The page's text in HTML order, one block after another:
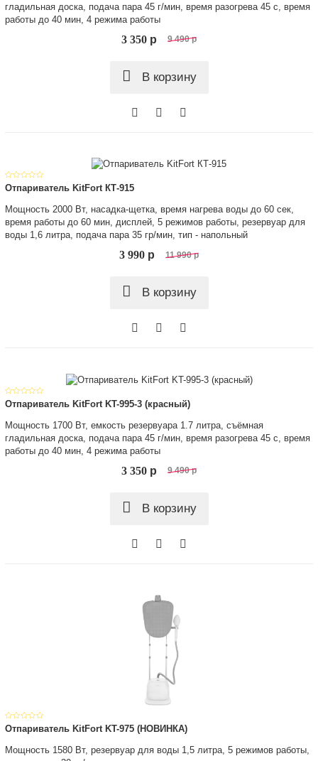
гладильная доска, подача пара 45 г/мин, время разогрева 45 с, время
работы до 40 мин, 4 режима работы
3 350 p 9 490 p
В корзину
Отпариватель KitFort КТ-915
Мощность 2000 Вт, насадка-щетка, время нагрева воды до 60 сек,
время работы до 60 мин, дисплей, 5 режимов работы, резервуар для
воды 1,6 литра, подача пара 35 гр/мин, тип - напольный
3 990 p 11 990 p
В корзину
Отпариватель KitFort KT-995-3 (красный)
Мощность 1700 Вт, емкость резервуара 1.7 литра, съёмная
гладильная доска, подача пара 45 г/мин, время разогрева 45 с, время
работы до 40 мин, 4 режима работы
3 350 p 9 490 p
В корзину
Отпариватель KitFort KT-975 (НОВИНКА)
Мощность 1580 Вт, резервуар для воды 1,5 литра, 5 режимов работы,